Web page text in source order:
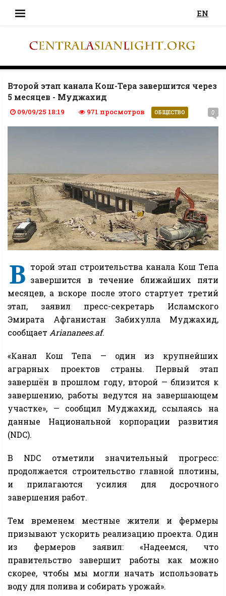
EN
Второй этап канала Кош-Tepa завершится через
5 месяцев - Муджахид
09/09/25 18:19 971 просмотров ОБЩЕСТВО 0
В торой этап строительства канала Кош Тепа
завершится в течение ближайших пяти
месяцев, а вскоре после этого стартует третий
этап, заявил пресс-секретарь Исламского
Эмирата Афганистан Забихулла Муджахид,
сообщает Ariananees.af.
«Канал Кош Тепа — один из крупнейших
аграрных проектов страны. Первый этап
завершён в прошлом году, второй — близится к
завершению, работы ведутся на завершающем
участке», — сообщил Муджахид, ссылаясь на
данные Национальной корпорации развития
(NDC).
В NDC отметили значительный прогресс:
продолжается строительство главной плотины,
и прилагаются усилия для досрочного
завершения работ.
Тем временем местные жители и фермеры
призывают ускорить реализацию проекта. Один
из фермеров заявил: «Надеемся, что
правительство завершит работы как можно
скорее, чтобы мы могли начать использовать
воду для полива и собирать урожай».